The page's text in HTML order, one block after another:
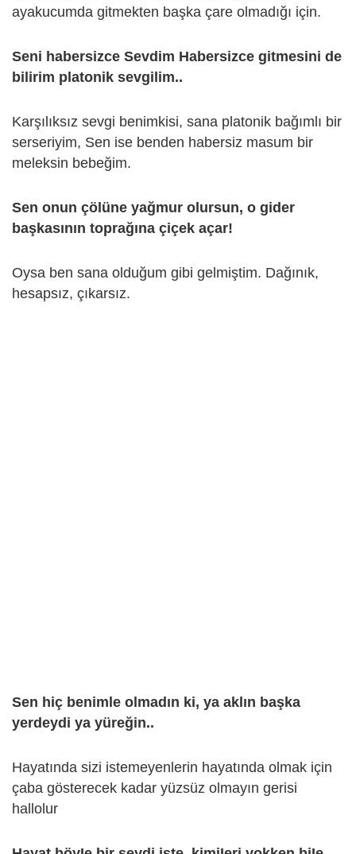
ayakucumda gitmekten başka çare olmadığı için.
Seni habersizce Sevdim Habersizce gitmesini de
bilirim platonik sevgilim..
Karşılıksız sevgi benimkisi, sana platonik bağımlı bir
serseriyim, Sen ise benden habersiz masum bir
meleksin bebeğim.
Sen onun çölüne yağmur olursun, o gider
başkasının toprağına çiçek açar!
Oysa ben sana olduğum gibi gelmiştim. Dağınık,
hesapsız, çıkarsız.
Sen hiç benimle olmadın ki, ya aklın başka
yerdeydi ya yüreğin..
Hayatında sizi istemeyenlerin hayatında olmak için
çaba gösterecek kadar yüzsüz olmayın gerisi
hallolur